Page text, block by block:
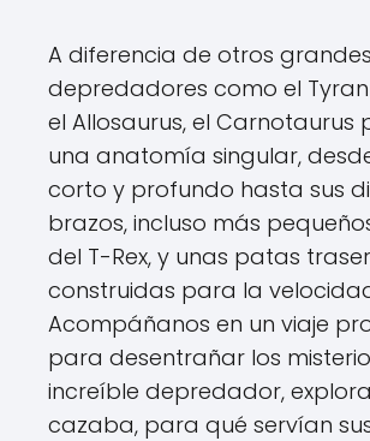
A diferencia de otros grandes
depredadores como el
el Allosaurus, el Carnotaurus
una anatomía singular,
corto y profundo hasta sus
brazos, incluso más
del T-Rex, y unas patas
construidas para la
Acompáñanos en un viaje
para desentrañar los
increíble depredador,
cazaba, para qué servían